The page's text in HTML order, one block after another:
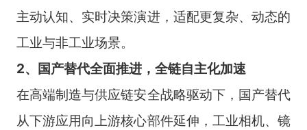
主动认知、实时决策演进，适配更复杂、动态的
工业与非工业场景。
2、国产替代全面推进，全链自主化加速
在高端制造与供应链安全战略驱动下，国产替代
从下游应用向上游核心部件延伸，工业相机、镜